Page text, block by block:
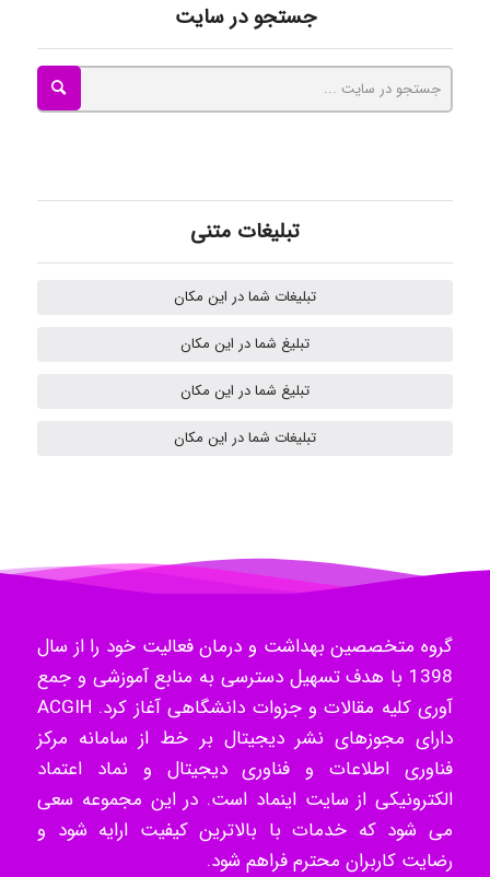
Mohammad
Tavan
akhtar shahsavandi
- mikaela
Hossein Znd
k.aryan
جستجو در سایت
تبلیغات متنی
تبلیغات شما در این مکان
تبلیغ شما در این مکان
تبلیغ شما در این مکان
تبلیغات شما در این مکان
گروه متخصصین بهداشت و درمان فعالیت خود را از سال
1398 با هدف تسهیل دسترسی به منابع آموزشی و جمع
آوری کلیه مقالات و جزوات دانشگاهی آغاز کرد. ACGIH
دارای مجوزهای نشر دیجیتال بر خط از سامانه مرکز
فناوری اطلاعات و فناوری دیجیتال و نماد اعتماد
الکترونیکی از سایت اینماد است. در این مجموعه سعی
می شود که خدمات با بالاترین کیفیت ارایه شود و
رضایت کاربران محترم فراهم شود.